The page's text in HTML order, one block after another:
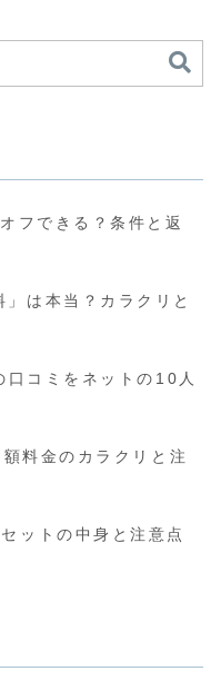
フできる？条件と返
は本当？カラクリと
コミをネットの10人
料金のカラクリと注
ットの中身と注意点